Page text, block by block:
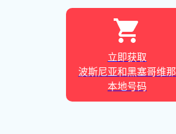
立即获取
波斯尼亚和黑塞哥维那
本地号码